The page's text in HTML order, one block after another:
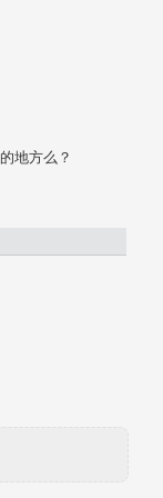
地方么？